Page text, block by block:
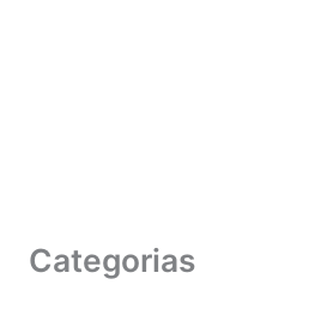
Categorias